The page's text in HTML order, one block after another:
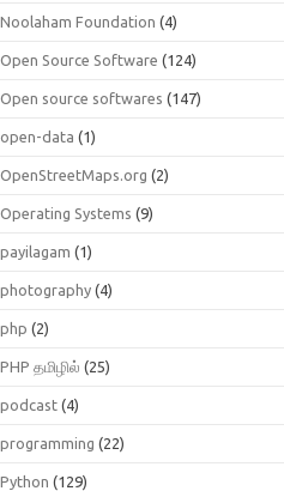
Noolaham Foundation (4)
Open Source Software (124)
Open source softwares (147)
open-data (1)
OpenStreetMaps.org (2)
Operating Systems (9)
payilagam (1)
photography (4)
php (2)
PHP தமிழில் (25)
podcast (4)
programming (22)
Python (129)